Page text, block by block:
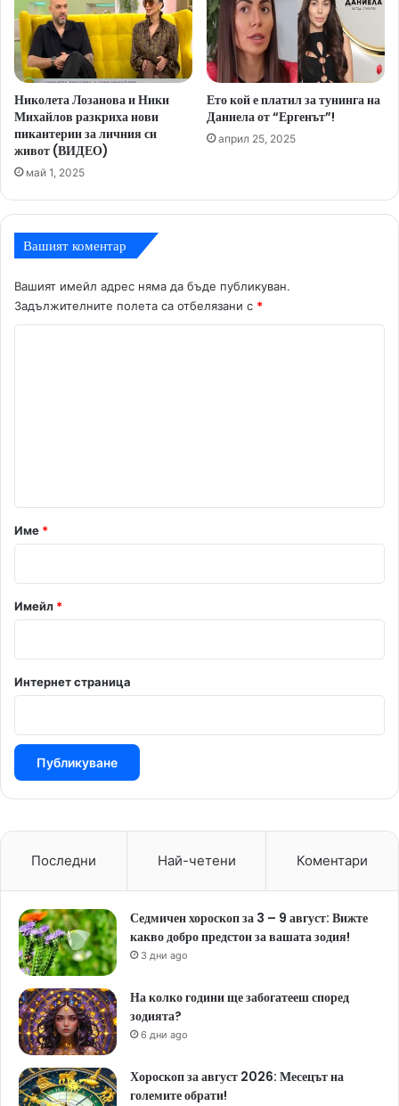
Николета Лозанова и Ники
Михайлов разкриха нови
пикантерии за личния си
живот (ВИДЕО)
май 1, 2025
Ето кой е платил за тунинга на
Даниела от “Ергенът”!
април 25, 2025
Вашият коментар
Вашият имейл адрес няма да бъде публикуван.
Задължителните полета са отбелязани с *
р
*
Име *
Имейл *
Интернет страница
Последни Най-четени Коментари
Седмичен хороскоп за 3 – 9 август: Вижте
какво добро предстои за вашата зодия!
3 дни ago
На колко години ще забогатееш според
зодията?
6 дни ago
Хороскоп за август 2026: Месецът на
големите обрати!